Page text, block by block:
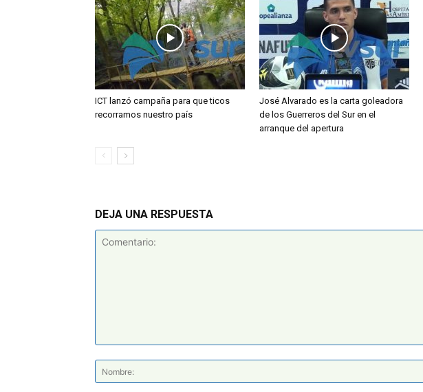
ICT lanzó campaña para que ticos
recorramos nuestro país
José Alvarado es la carta goleadora
de los Guerreros del Sur en el
arranque del apertura
DEJA UNA RESPUESTA